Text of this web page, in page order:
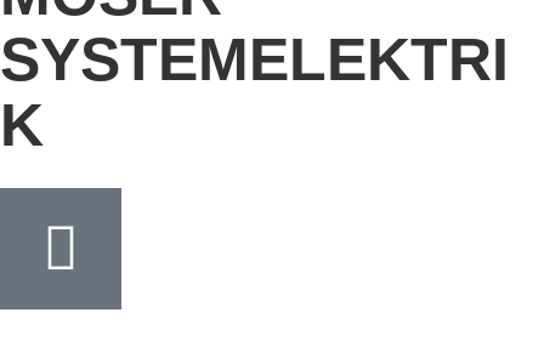
SYSTEMELEKTRI
K